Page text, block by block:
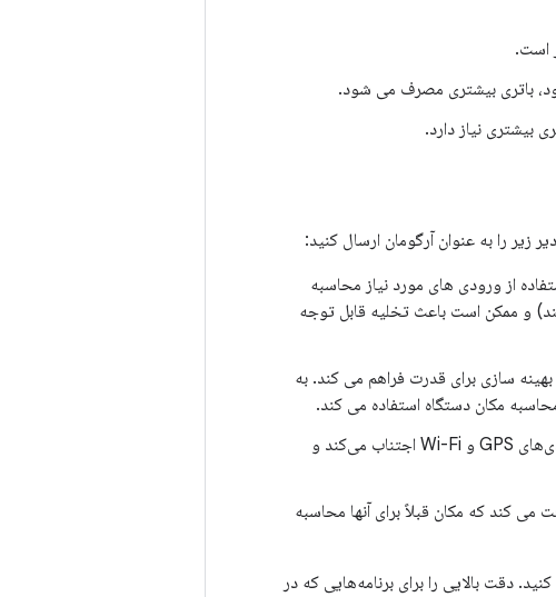
است.
باتری بیشتری مصرف می شود.
بیشتری نیاز دارد.
زیر را به عنوان آرگومان ارسال کنید:
از ورودی های مورد نیاز محاسبه
و ممکن است باعث تخلیه قابل توجه
سازی برای قدرت فراهم می کند. به
تا حد زیادی به دکل‌های سلولی متکی است و از ورودی‌های GPS و Wi-Fi اجتناب می‌کند و
می کند که مکان قبلاً برای آنها محاسبه
دقت بالایی را برای برنامه‌هایی که در